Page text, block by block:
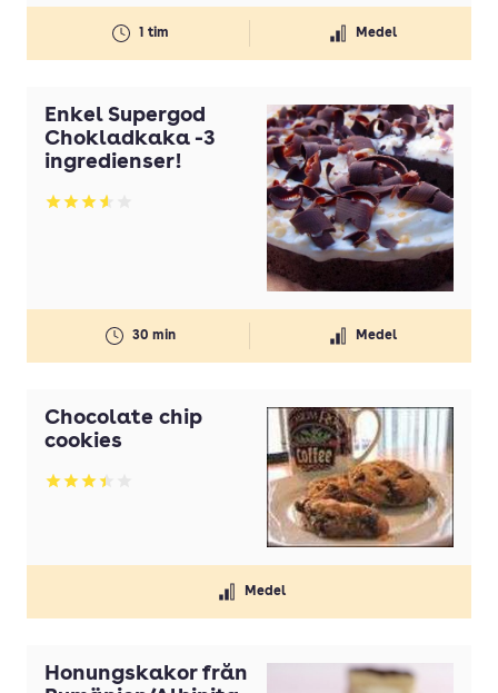
Vita chokladknappar
1 tim Medel
Enkel Supergod
Chokladkaka -3
ingredienser!
Betyg: 3.56 av 5
30 min Medel
Chocolate chip
cookies
Betyg: 3.44 av 5
Medel
Honungskakor från